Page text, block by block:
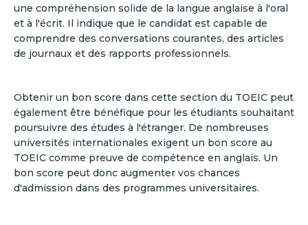
une compréhension solide de la langue anglaise à l'oral
et à l'écrit. Il indique que le candidat est capable de
comprendre des conversations courantes, des articles
de journaux et des rapports professionnels.
Obtenir un bon score dans cette section du TOEIC peut
également être bénéfique pour les étudiants souhaitant
poursuivre des études à l'étranger. De nombreuses
universités internationales exigent un bon score au
TOEIC comme preuve de compétence en anglais. Un
bon score peut donc augmenter vos chances
d'admission dans des programmes universitaires.